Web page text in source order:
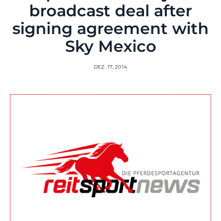
broadcast deal after
signing agreement with
Sky Mexico
DEZ. 17, 2014